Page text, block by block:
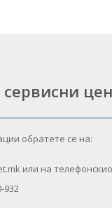
обратете се на:
или на
932